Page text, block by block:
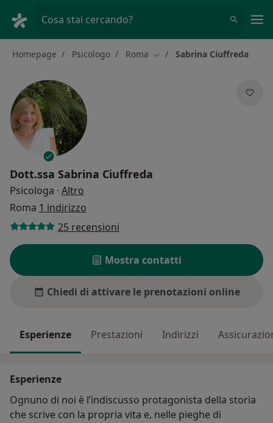
Cosa stai cercando?
Homepage Psicologo Roma Cambia città
Sabrina Ciuffreda
Dott.ssa Sabrina Ciuffreda
Psicologa · Altro
Roma 1 indirizzo
25 recensioni
Mostra contatti
Chiedi di attivare le prenotazioni online
Esperienze Prestazioni Indirizzi
Esperienze
Ognuno di noi è l’indiscusso protagonista della storia
che scrive con la propria vita e, nelle pieghe di